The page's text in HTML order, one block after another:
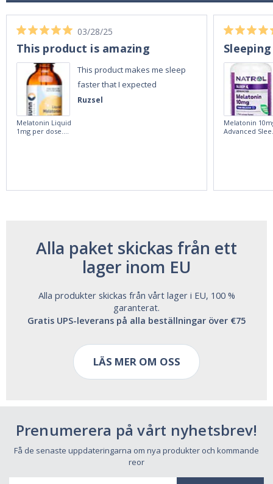
Ruzsel
03/28/25
This product is amazing
This product makes me sleep
faster that I expected
Melatonin Liquid
1mg per dose.
Melatonin
Advanced
Alla paket skickas från ett
lager inom EU
Alla produkter skickas från vårt lager i EU, 100 %
garanterat.
Gratis UPS-leverans på alla beställningar över €75
LÄS MER OM OSS
Prenumerera på vårt nyhetsbrev!
Få de senaste uppdateringarna om nya produkter och kommande
reor